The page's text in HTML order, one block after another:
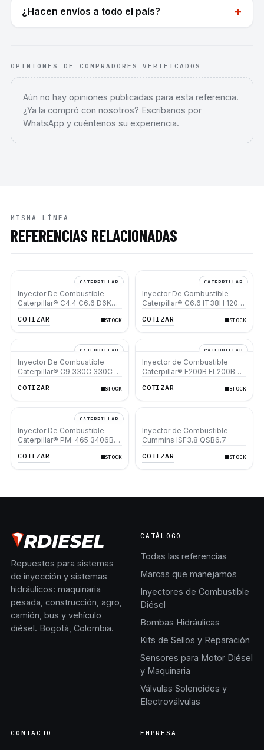
¿Hacen envíos a todo el país? +
OPINIONES DE COMPRADORES VERIFICADOS
Aún no hay opiniones publicadas para esta referencia.
¿Ya la compró con nosotros? Escríbanos por
WhatsApp y cuéntenos su experiencia.
MISMA LÍNEA
REFERENCIAS RELACIONADAS
CATERPILLAR
Inyector De Combustible
Caterpillar® C4.4 C6.6 D6K
COTIZAR STOCK
CATERPILLAR
Inyector De Combustible
Caterpillar® C6.6 IT38H 120M
938H
COTIZAR STOCK
CATERPILLAR
Inyector De Combustible
Caterpillar® C9 330C 330C L
COTIZAR STOCK
CATERPILLAR
Inyector de Combustible
Caterpillar® E200B EL200B
COTIZAR STOCK
CATERPILLAR
Inyector De Combustible
Caterpillar® PM-465 3406B
SM-350
COTIZAR STOCK
Inyector de Combustible
Cummins ISF3.8 QSB6.7
COTIZAR
STOCK
Repuestos para sistemas
de inyección y sistemas
hidráulicos: maquinaria
pesada, construcción, agro,
camión, bus y vehículo
diésel. Bogotá, Colombia.
CATÁLOGO
Todas las referencias
Marcas que manejamos
Inyectores de Combustible
Diésel
Bombas Hidráulicas
Kits de Sellos y Reparación
Sensores para Motor Diésel
y Maquinaria
Válvulas Solenoides y
Electroválvulas
CONTACTO EMPRESA